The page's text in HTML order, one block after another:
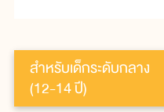
สำหรับเด็กระดับกลาง
(12-14 ปี)